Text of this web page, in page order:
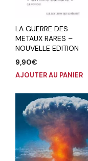
LA GUERRE DES
METAUX RARES –
NOUVELLE EDITION
9,90€
AJOUTER AU PANIER